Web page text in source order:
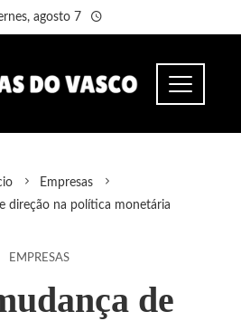
agosto 7
Empresas
direção na política monetária
EMPRESAS
de